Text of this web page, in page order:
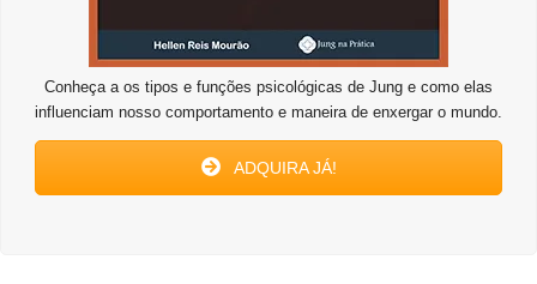
Conheça a os tipos e funções psicológicas de Jung e como elas
influenciam nosso comportamento e maneira de enxergar o mundo.
ADQUIRA JÁ!